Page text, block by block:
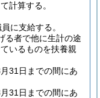
計算する。
に支給する。
る者で他に生計の途
いるものを扶養親
31日までの間にあ
31日までの間にあ